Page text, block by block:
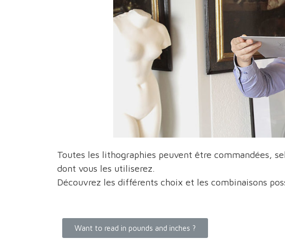
Toutes les lithographies peuvent être commandées,
dont vous les utiliserez.
Découvrez les différents choix et les combinaisons
Want to read in pounds and inches ?​